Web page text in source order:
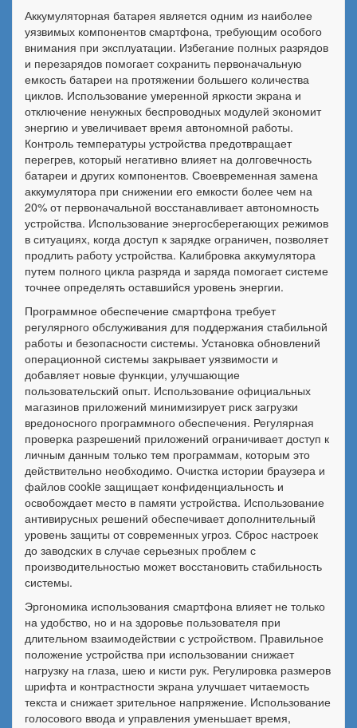
Аккумуляторная батарея является одним из наиболее
уязвимых компонентов смартфона, требующим особого
внимания при эксплуатации. Избегание полных разрядов
и перезарядов помогает сохранить первоначальную
емкость батареи на протяжении большего количества
циклов. Использование умеренной яркости экрана и
отключение ненужных беспроводных модулей экономит
энергию и увеличивает время автономной работы.
Контроль температуры устройства предотвращает
перегрев, который негативно влияет на долговечность
батареи и других компонентов. Своевременная замена
аккумулятора при снижении его емкости более чем на
20% от первоначальной восстанавливает автономность
устройства. Использование энергосберегающих режимов
в ситуациях, когда доступ к зарядке ограничен, позволяет
продлить работу устройства. Калибровка аккумулятора
путем полного цикла разряда и заряда помогает системе
точнее определять оставшийся уровень энергии.
Программное обеспечение смартфона требует
регулярного обслуживания для поддержания стабильной
работы и безопасности системы. Установка обновлений
операционной системы закрывает уязвимости и
добавляет новые функции, улучшающие
пользовательский опыт. Использование официальных
магазинов приложений минимизирует риск загрузки
вредоносного программного обеспечения. Регулярная
проверка разрешений приложений ограничивает доступ к
личным данным только тем программам, которым это
действительно необходимо. Очистка истории браузера и
файлов cookie защищает конфиденциальность и
освобождает место в памяти устройства. Использование
антивирусных решений обеспечивает дополнительный
уровень защиты от современных угроз. Сброс настроек
до заводских в случае серьезных проблем с
производительностью может восстановить стабильность
системы.
Эргономика использования смартфона влияет не только
на удобство, но и на здоровье пользователя при
длительном взаимодействии с устройством. Правильное
положение устройства при использовании снижает
нагрузку на глаза, шею и кисти рук. Регулировка размеров
шрифта и контрастности экрана улучшает читаемость
текста и снижает зрительное напряжение. Использование
голосового ввода и управления уменьшает время,